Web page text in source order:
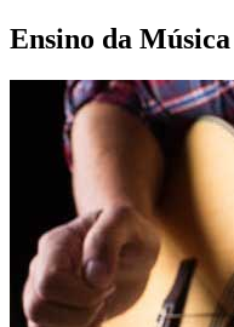
Ensino da Música